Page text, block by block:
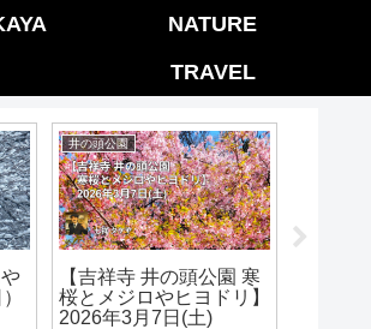
NATURE
TRAVEL
井の頭公園
【吉祥寺 井の頭公園 寒
桜とメジロやヒヨドリ】
2026年3月7日(土)